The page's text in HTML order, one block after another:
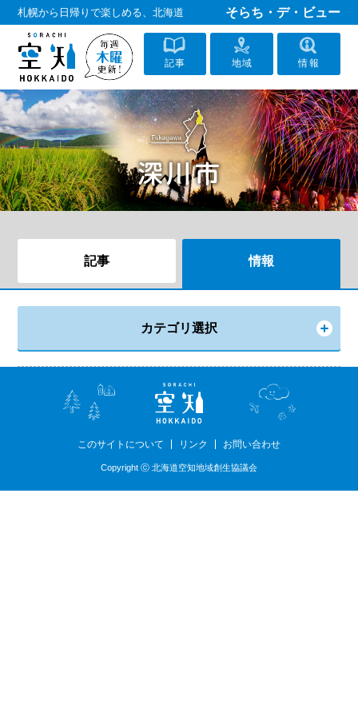
札幌から日帰りで楽しめる、北海道 そらち・デ・ビュー
記事 地域 情報
記事 情報
カテゴリ選択
このサイトについて リンク お問い合わせ
Copyright ⓒ 北海道空知地域創生協議会